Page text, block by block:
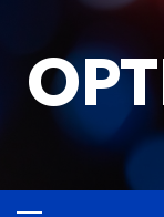
содержимому